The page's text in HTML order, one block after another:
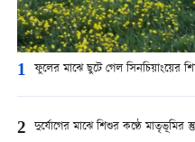
1 ফুলের মাঝে ছুটে গেল সিনচিয়াংয়ের
2 দুর্যোগের মাঝে শিশুর কণ্ঠে মাতৃভূমির